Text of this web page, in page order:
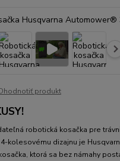
produkt
robotická kosačka pre
kolesovému dizajnu je
ktorá sa bez námahy